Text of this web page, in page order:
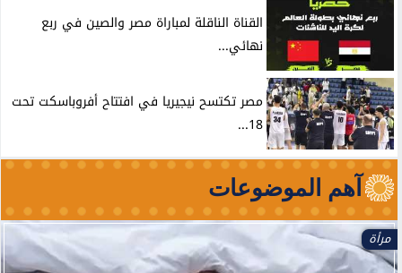
القناة الناقلة لمباراة مصر والصين في ربع
نهائي...
مصر تكتسح نيجيريا في افتتاح أفروباسكت تحت
18...
آهم الموضوعات
مرأة